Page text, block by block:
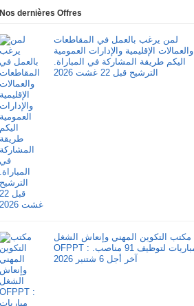
Nos dernières Offres
لمن يرغب بالعمل في المقاطعات
والعمالات الإقليمية والإدارات العمومية
اليكم طريقة المشاركة في المباراة.
الترشيح قبل 22 غشت 2026
مكتب التكوين المهني وإنعاش الشغل
OFPPT : مباريات لتوظيف 91 مناصب.
آخر أجل 6 شتنبر 2026